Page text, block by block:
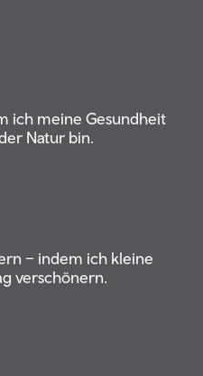
ich meine Gesundheit
Natur bin.
– indem ich kleine
verschönern.